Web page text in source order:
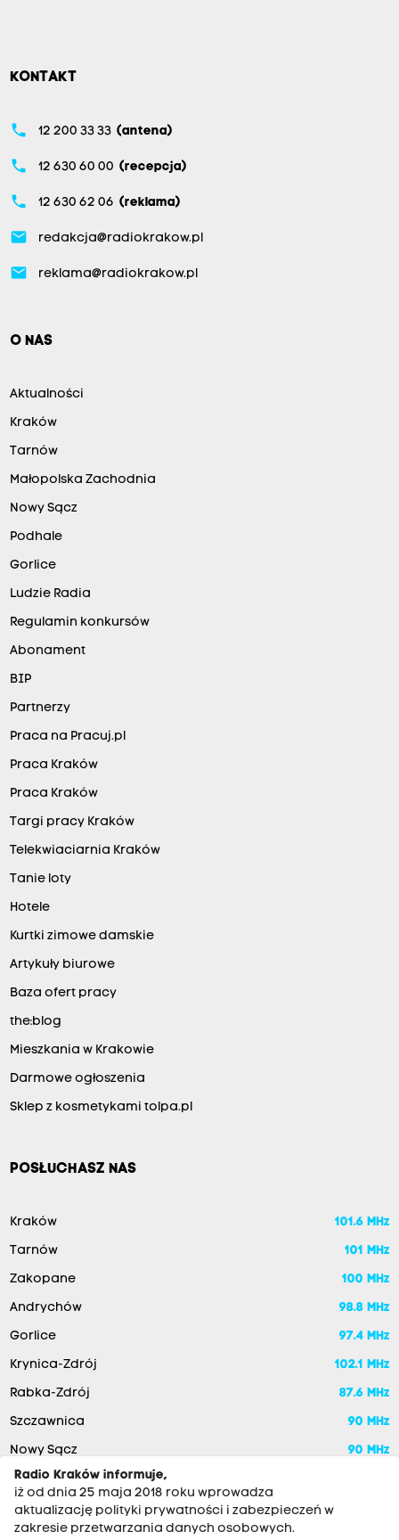
KONTAKT
phone 12 200 33 33 (antena)
phone 12 630 60 00 (recepcja)
phone 12 630 62 06 (reklama)
email redakcja@radiokrakow.pl
email reklama@radiokrakow.pl
O NAS
Aktualności
Kraków
Tarnów
Małopolska Zachodnia
Nowy Sącz
Podhale
Gorlice
Ludzie Radia
Regulamin konkursów
Abonament
BIP
Partnerzy
Praca na Pracuj.pl
Praca Kraków
Praca Kraków
Targi pracy Kraków
Telekwiaciarnia Kraków
Tanie loty
Hotele
Kurtki zimowe damskie
Artykuły biurowe
Baza ofert pracy
the:blog
Mieszkania w Krakowie
Darmowe ogłoszenia
Sklep z kosmetykami tolpa.pl
POSŁUCHASZ NAS
Kraków 101.6 MHz
Tarnów 101 MHz
Zakopane 100 MHz
Andrychów 98.8 MHz
Gorlice 97.4 MHz
Krynica-Zdrój 102.1 MHz
Rabka-Zdrój 87.6 MHz
Szczawnica 90 MHz
Nowy Sącz
90 MHz
Radio Kraków informuje,
iż od dnia 25 maja 2018 roku wprowadza
aktualizację polityki prywatności i zabezpieczeń w
zakresie przetwarzania danych osobowych.